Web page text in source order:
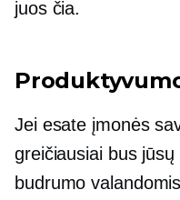
juos čia.
Jei esate įmonės
greičiausiai bus
budrumo